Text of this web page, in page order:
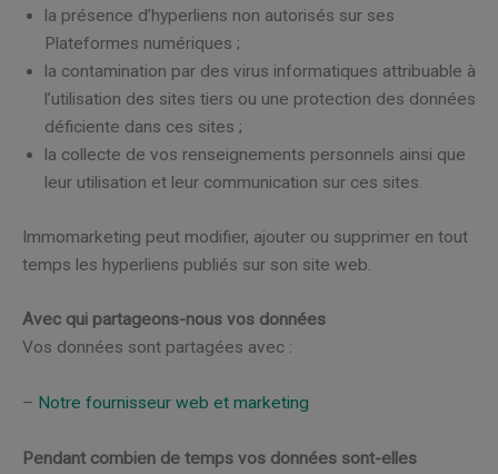
la présence d’hyperliens non autorisés sur ses
Plateformes numériques ;
la contamination par des virus informatiques attribuable à
l’utilisation des sites tiers ou une protection des données
déficiente dans ces sites ;
la collecte de vos renseignements personnels ainsi que
leur utilisation et leur communication sur ces sites.
Immomarketing peut modifier, ajouter ou supprimer en tout
temps les hyperliens publiés sur son site web.
Avec qui partageons-nous vos données
Vos données sont partagées avec :
– Notre fournisseur web et marketing
Pendant combien de temps vos données sont-elles